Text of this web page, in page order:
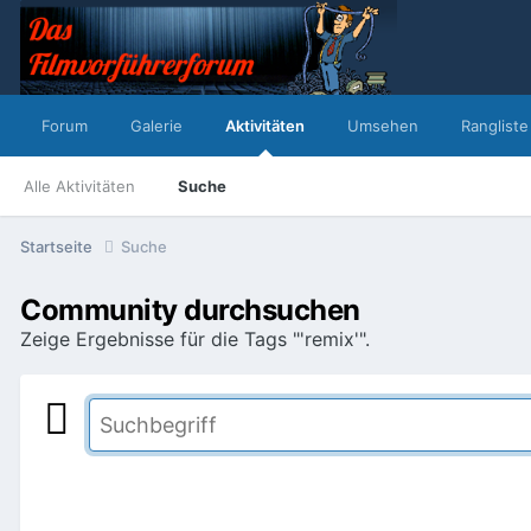
Forum Galerie Aktivitäten
Alle Aktivitäten Suche
Umsehen Rangliste
Startseite Suche
Community durchsuchen
Zeige Ergebnisse für die Tags "'remix'".